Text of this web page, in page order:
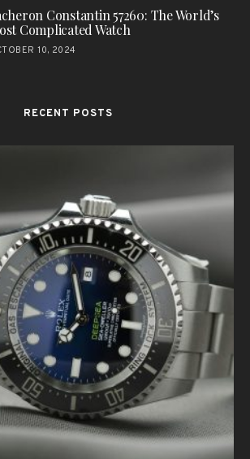
Constantin 57260: The World’s
Complicated Watch
10, 2024
RECENT POSTS